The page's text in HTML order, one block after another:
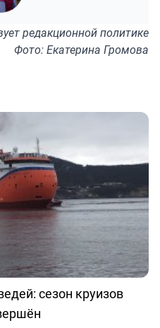
редакционной политике
Фото: Екатерина Громова
сезон круизов